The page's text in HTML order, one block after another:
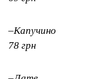
–Капучино
78 грн